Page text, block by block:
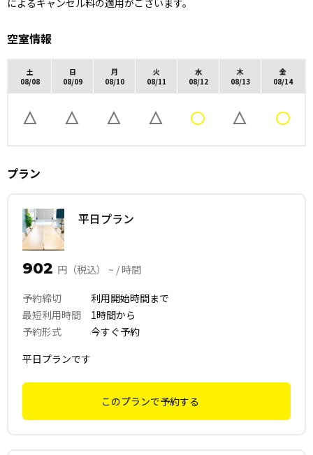
空室情報
土
08/08
日
08/09
月
08/10
火
08/11
水
08/12
木
08/13
金
08/14
プラン
平日プラン
902 円（税込） ~ / 時間
予約締切 利用開始時間まで
最短利用時間 1時間から
予約形式 今すぐ予約
平日プランです
このプランで予約する